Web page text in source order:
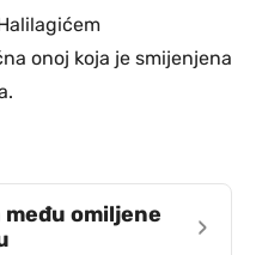
onoj koja je smijenjena
među omiljene
›